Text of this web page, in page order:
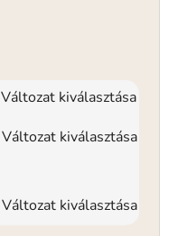
Változat kiválasztása
Változat kiválasztása
Változat kiválasztása